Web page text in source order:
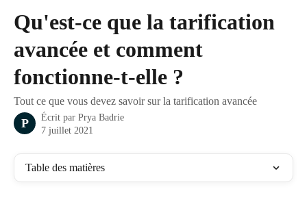
Qu'est-ce que la tarification
avancée et comment
fonctionne-t-elle ?
Tout ce que vous devez savoir sur la tarification avancée
P Écrit par Prya Badrie
7 juillet 2021
Table des matières